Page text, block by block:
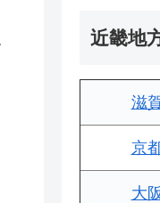
近畿地
滋
京
大